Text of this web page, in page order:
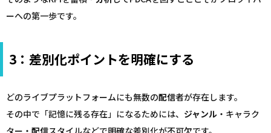
ーへの第一歩です。
3：差別化ポイントを明確にする
どのライブプラットフォームにも無数の配信者が存在します。
その中で「記憶に残る存在」になるためには、 ジャンル ・キャラク